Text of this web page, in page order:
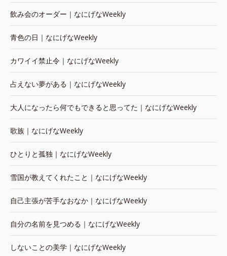
飲み会のオーダー｜なにげなWeekly
青色の日｜なにげなWeekly
カワイイ禁止令｜なにげなWeekly
占えない夢がある｜なにげなWeekly
大人になったら何でもできると思ってた｜なにげなWeekly
歌族｜なにげなWeekly
ひとりと孤独｜なにげなWeekly
雪国が教えてくれたこと｜なにげなWeekly
自己主張が苦手なおなか｜なにげなWeekly
自分の名前を見つめる｜なにげなWeekly
しないことの美学｜なにげなWeekly